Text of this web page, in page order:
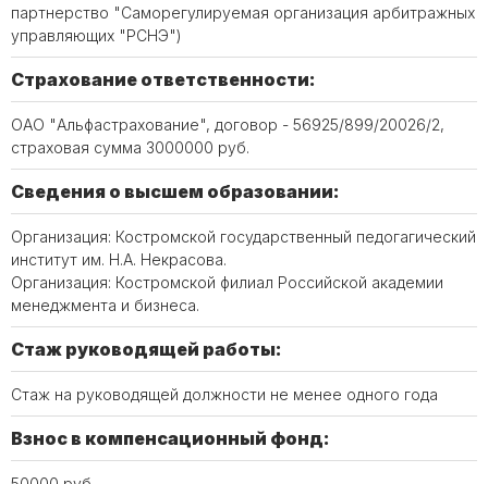
партнерство "Саморегулируемая организация арбитражных
управляющих "РСНЭ")
Страхование ответственности:
ОАО "Альфастрахование", договор - 56925/899/20026/2,
страховая сумма 3000000 руб.
Сведения о высшем образовании:
Организация: Костромской государственный педогагический
институт им. Н.А. Некрасова.
Организация: Костромской филиал Российской академии
менеджмента и бизнеса.
Стаж руководящей работы:
Стаж на руководящей должности не менее одного года
Взнос в компенсационный фонд: